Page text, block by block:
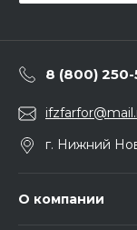
8 (800) 250-
г. Нижний
О компании